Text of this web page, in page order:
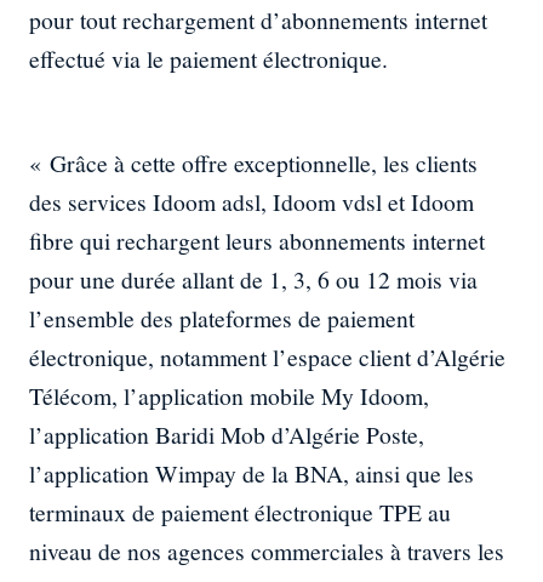
pour tout rechargement d’abonnements internet
effectué via le paiement électronique.
« Grâce à cette offre exceptionnelle, les clients
des services Idoom adsl, Idoom vdsl et Idoom
fibre qui rechargent leurs abonnements internet
pour une durée allant de 1, 3, 6 ou 12 mois via
l’ensemble des plateformes de paiement
électronique, notamment l’espace client d’Algérie
Télécom, l’application mobile My Idoom,
l’application Baridi Mob d’Algérie Poste,
l’application Wimpay de la BNA, ainsi que les
terminaux de paiement électronique TPE au
niveau de nos agences commerciales à travers les